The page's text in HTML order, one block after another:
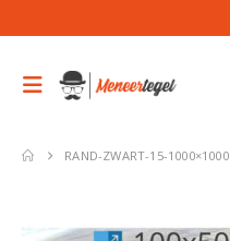
RAND-ZWART-15-1000×1000